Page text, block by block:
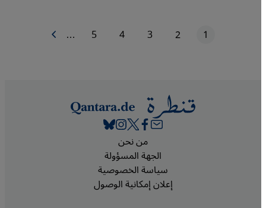
الصفحة الحاليّة1 الصفحة2 الصفحة3 الصفحة4 الصفحة5
… الصفحة التالية
Footer
من نحن
الجهة المسؤولة
سياسة الخصوصية
إعلان إمكانية الوصول